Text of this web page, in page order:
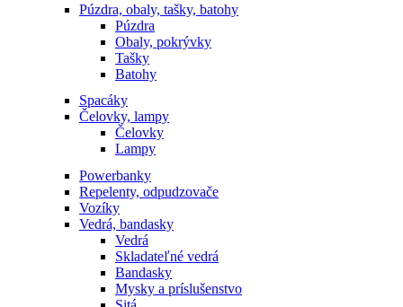
Púzdra, obaly, tašky, batohy
Púzdra
Obaly, pokrývky
Tašky
Batohy
Spacáky
Čelovky, lampy
Čelovky
Lampy
Powerbanky
Repelenty, odpudzovače
Vozíky
Vedrá, bandasky
Vedrá
Skladateľné vedrá
Bandasky
Mysky a príslušenstvo